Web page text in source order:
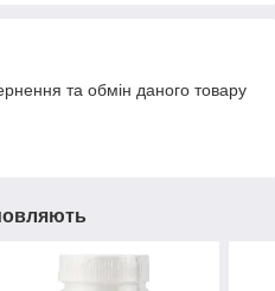
та обмін даного товару